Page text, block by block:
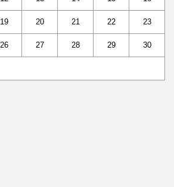
19 20 21 22 23
26 27 28 29 30